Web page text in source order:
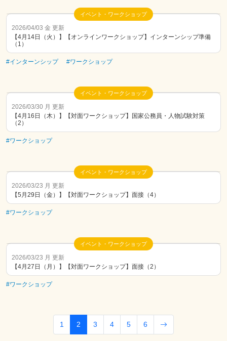
イベント・ワークショップ
2026/04/03 金 更新
【4月14日（火）】【オンラインワークショップ】インターンシップ準備
（1）
#インターンシップ #ワークショップ
イベント・ワークショップ
2026/03/30 月 更新
【4月16日（木）】【対面ワークショップ】国家公務員・人物試験対策
（2）
#ワークショップ
イベント・ワークショップ
2026/03/23 月 更新
【5月29日（金）】【対面ワークショップ】面接（4）
#ワークショップ
イベント・ワークショップ
2026/03/23 月 更新
【4月27日（月）】【対面ワークショップ】面接（2）
#ワークショップ
1 2 3 4 5 6